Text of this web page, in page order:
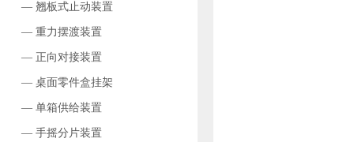
— 翘板式止动装置
— 重力摆渡装置
— 正向对接装置
— 桌面零件盒挂架
— 单箱供给装置
— 手摇分片装置